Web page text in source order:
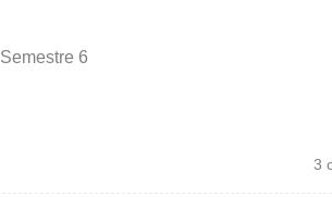
Semestre 6
3